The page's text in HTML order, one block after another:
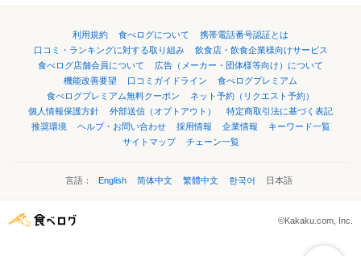
利用規約 食べログについて
携帯電話番号認証とは
口コミ・ランキングに対する取り組み
飲食店・飲食企業様向けサービス
食べログ店舗会員について
広告（メーカー・団体様等向け）について
機能改善要望
口コミガイドライン
食べログプレミアム
食べログプレミアム無料クーポン
ネット予約（リクエスト予約）
個人情報保護方針
外部送信（オプトアウト）
特定商取引法に基づく表記
推奨環境
ヘルプ・お問い合わせ 採用情報 企業情報
キーワード一覧
サイトマップ
チェーン一覧
言語： English 简体中文 繁體中文 한국어 日本語
©Kakaku.com, Inc.